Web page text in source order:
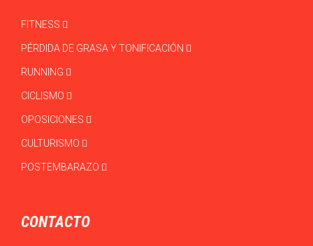
FITNESS
PÉRDIDA DE GRASA Y TONIFICACIÓN
RUNNING
CICLISMO
OPOSICIONES
CULTURISMO
POSTEMBARAZO
CONTACTO